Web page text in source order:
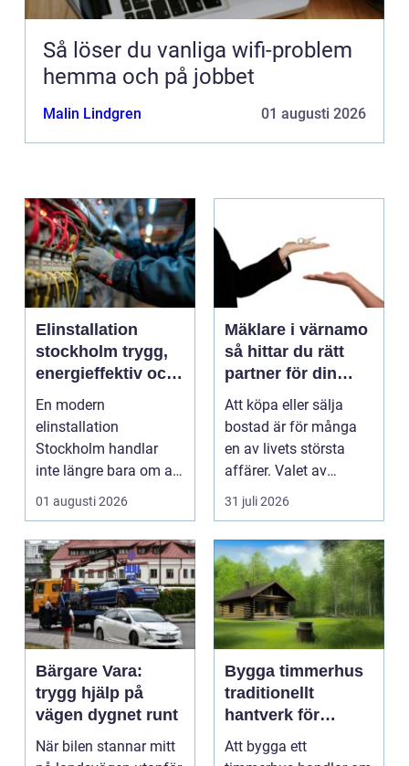
Så löser du vanliga wifi-problem
hemma och på jobbet
Malin Lindgren 01 augusti 2026
Elinstallation
stockholm trygg,
energieffektiv och
framtidssäker el i
företagslokaler
En modern
elinstallation
Stockholm handlar
inte längre bara om att
få belysning och uttag
på rätt pl...
01 augusti 2026
Mäklare i värnamo
så hittar du rätt
partner för din
bostadsaffär
Att köpa eller sälja
bostad är för många
en av livets största
affärer. Valet av
mäklare Värnamo
påve...
31 juli 2026
Bärgare Vara:
trygg hjälp på
vägen dygnet runt
När bilen stannar mitt
Bygga timmerhus
traditionellt
hantverk för
moderna behov
Att bygga ett